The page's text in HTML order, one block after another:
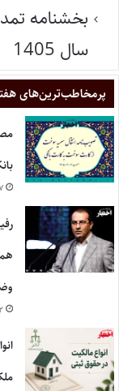
بخشنامه
سال 1405
پر‌مخاطب‌ترین‌های
۷
۱۲